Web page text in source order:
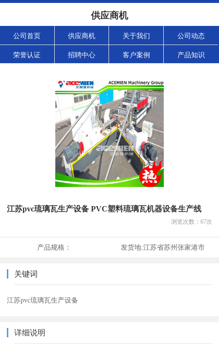
供应商机
公司首页 供应商机 关于我们 公司动态
荣誉认证 招聘中心 客户案例 产品知识
江苏pvc琉璃瓦生产设备 PVC塑料琉璃瓦机器设备生产线
浏览次数： 67次
产品规格： 发货地:江苏省苏州张家港市
关键词
江苏pvc琉璃瓦生产设备
详细说明